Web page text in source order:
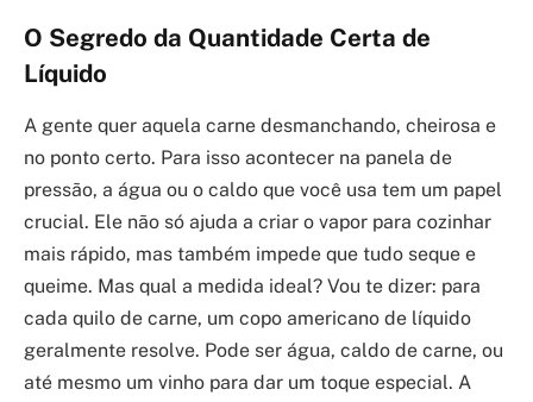
O Segredo da Quantidade Certa de
Líquido
A gente quer aquela carne desmanchando, cheirosa e
no ponto certo. Para isso acontecer na panela de
pressão, a água ou o caldo que você usa tem um papel
crucial. Ele não só ajuda a criar o vapor para cozinhar
mais rápido, mas também impede que tudo seque e
queime. Mas qual a medida ideal? Vou te dizer: para
cada quilo de carne, um copo americano de líquido
geralmente resolve. Pode ser água, caldo de carne, ou
até mesmo um vinho para dar um toque especial. A